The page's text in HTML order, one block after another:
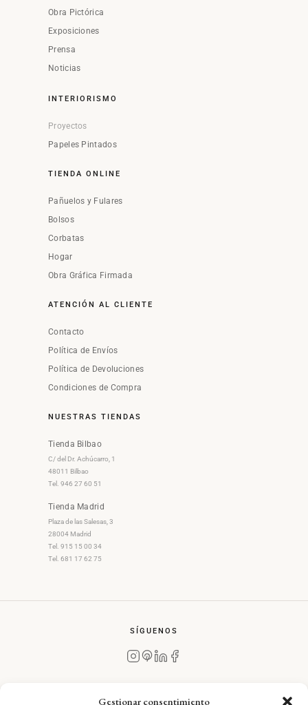
Gestionar consentimiento
Obra Pictórica
Exposiciones
Prensa
Noticias
INTERIORISMO
Proyectos
Papeles Pintados
TIENDA ONLINE
Pañuelos y Fulares
Bolsos
Corbatas
Hogar
Obra Gráfica Firmada
ATENCIÓN AL CLIENTE
Contacto
Política de Envíos
Política de Devoluciones
Condiciones de Compra
NUESTRAS TIENDAS
Tienda Bilbao
C/ del Dr. Achúcarro, 1
48011 Bilbao
Tel. 946 27 60 51
Tienda Madrid
Plaza de las Salesas, 3
28004 Madrid
Tel. 915 15 00 34
Tel. 681 17 62 75
SÍGUENOS